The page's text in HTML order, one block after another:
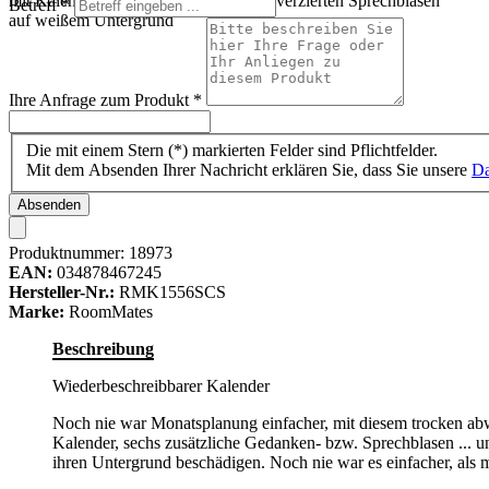
auf weißem Untergrund
Betreff*
Ihre Anfrage zum Produkt *
Die mit einem Stern (*) markierten Felder sind Pflichtfelder.
Mit dem Absenden Ihrer Nachricht erklären Sie, dass Sie unsere
Absenden
Produktnummer: 18973
EAN: 034878467245
Hersteller-Nr.: RMK1556SCS
Marke: RoomMates
Beschreibung
Wiederbeschreibbarer Kalender
Noch nie war Monatsplanung einfacher, mit diesem trocken
Kalender, sechs zusätzliche Gedanken- bzw. Sprechblasen
ihren Untergrund beschädigen. Noch nie war es einfacher,